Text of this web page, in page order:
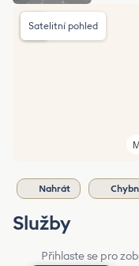
Satelitní pohled
Nahrát
Služby
Přihlaste se pro